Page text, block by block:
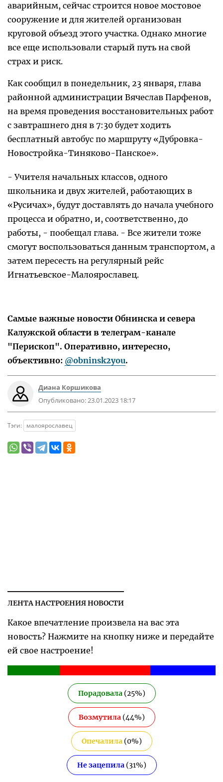
аварийным, сейчас строится новое мостовое
сооружение и для жителей организован
круговой объезд этого участка. Однако многие
все еще использовали старый путь на свой
страх и риск.
Как сообщил в понедельник, 23 января, глава
районной администрации Вячеслав Парфенов,
на время проведения восстановительных работ
с завтрашнего дня в 7:30 будет ходить
бесплатный автобус по маршруту «Дубровка-
Новостройка-Тиняково-Панское».
- Учителя начальных классов, одного
школьника и двух жителей, работающих в
«Русичах», будут доставлять до начала учебного
процесса и обратно, и, соответственно, до
работы, - пообещал глава. - Все жители тоже
смогут воспользоваться данным транспортом, а
затем пересесть на регулярный рейс
Игнатьевское-Малоярославец.
Самые важные новости Обнинска и севера
Калужской области в телеграм-канале
"Перископ". Оперативно, интересно,
объективно: @obninsk2you.
Диана Коршикова
Опубликовано:23.01.2023 18:17
Тэги: малоярославец
ЛЕНТА НАСТРОЕНИЯ НОВОСТИ
Какое впечатление произвела на вас эта
новость? Нажмите на кнопку ниже и передайте
ей свое настроение!
Порадовала(25%)
Возмутила(44%)
Опечалила(0%)
Не зацепила(31%)